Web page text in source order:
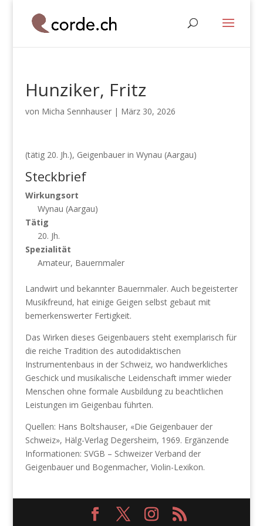
Hunziker, Fritz
von Micha Sennhauser| März 30, 2026
(tätig 20. Jh.), Geigenbauer in Wynau (Aargau)
Steckbrief
Wirkungsort
Wynau (Aargau)
Tätig
20. Jh.
Spezialität
Amateur, Bauernmaler
Landwirt und bekannter Bauernmaler. Auch begeisterter
Musikfreund, hat einige Geigen selbst gebaut mit
bemerkenswerter Fertigkeit.
Das Wirken dieses Geigenbauers steht exemplarisch für
die reiche Tradition des autodidaktischen
Instrumentenbaus in der Schweiz, wo handwerkliches
Geschick und musikalische Leidenschaft immer wieder
Menschen ohne formale Ausbildung zu beachtlichen
Leistungen im Geigenbau führten.
Quellen: Hans Boltshauser, «Die Geigenbauer der
Schweiz», Hälg-Verlag Degersheim, 1969. Ergänzende
Informationen: SVGB – Schweizer Verband der
Geigenbauer und Bogenmacher, Violin-Lexikon.